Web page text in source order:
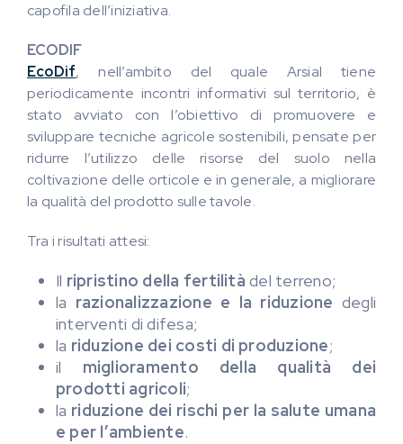
capofila dell’iniziativa.
ECODIF
EcoDif, nell’ambito del quale Arsial tiene
periodicamente incontri informativi sul territorio, è
stato avviato con l’obiettivo di promuovere e
sviluppare tecniche agricole sostenibili, pensate per
ridurre l’utilizzo delle risorse del suolo nella
coltivazione delle orticole e in generale, a migliorare
la qualità del prodotto sulle tavole.
Tra i risultati attesi:
Il ripristino della fertilità del terreno;
la razionalizzazione e la riduzione degli
interventi di difesa;
la riduzione dei costi di produzione;
il miglioramento della qualità dei
prodotti agricoli;
la riduzione dei rischi per la salute umana
e per l’ambiente.